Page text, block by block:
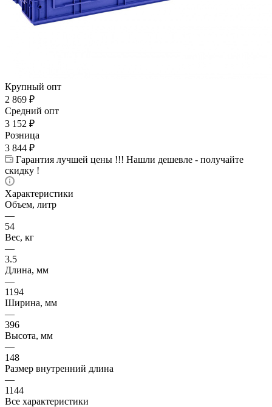
Крупный опт
2 869 ₽
Средний опт
3 152 ₽
Розница
3 844 ₽
Гарантия лучшей цены !!! Нашли дешевле - получайте
скидку !
Характеристики
Объем, литр
—
54
Вес, кг
—
3.5
Длина, мм
—
1194
Ширина, мм
—
396
Высота, мм
—
148
Размер внутренний длина
—
1144
Все характеристики